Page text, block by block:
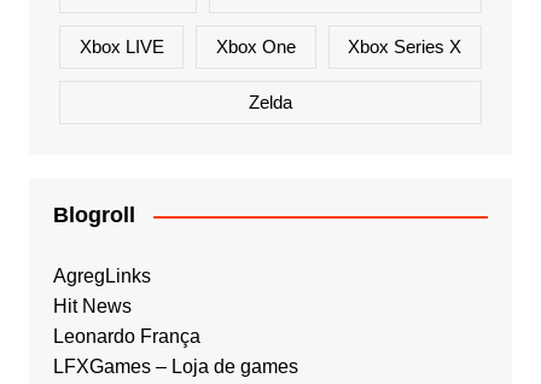
Xbox LIVE Xbox One Xbox Series X
Zelda
Blogroll
AgregLinks
Hit News
Leonardo França
LFXGames – Loja de games